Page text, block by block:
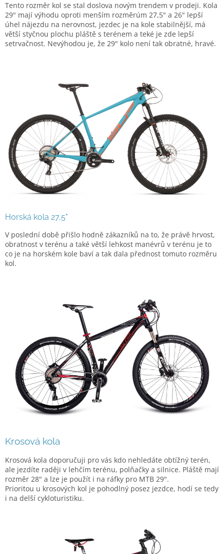
Tento rozměr kol se stal doslova novým trendem v prodeji. Kola
29" mají výhodu oproti menším rozměrúm 27,5" a 26" lepší
úhel nájezdu na nerovnost, jezdec je na kole stabilnější, má
větší styčnou plochu pláště s terénem a teké je zde lepší
setrvačnost. Nevýhodou je, že 29" kolo není tak obratné, hravé.
Horská kola 27,5"
V poslední době přišlo hodně zákazníků na to, že právě hrvost,
obratnost v terénu a také větší lehkost manévrů v terénu je to
co je na horském kole baví a tak dala přednost tomuto rozměru
kol.
Krosová kola
Krosová kola doporučuji pro vás kdo nehledáte obtížný terén,
ale jezdíte raději v lehčím terénu, polňačky a silnice. Pláště mají
rozměr 28" a lze je použít i na ráfky pro MTB 29".
Prioritou u krosových kol je pohodlný posez jezdce, hodí se tedy
i na delší cykloturistiku.